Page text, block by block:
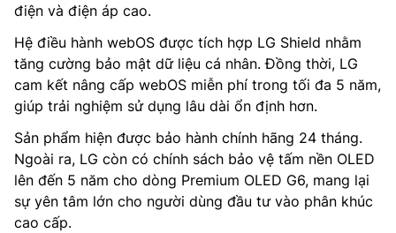
điện và điện áp cao.
Hệ điều hành webOS được tích hợp LG Shield nhằm
tăng cường bảo mật dữ liệu cá nhân. Đồng thời, LG
cam kết nâng cấp webOS miễn phí trong tối đa 5 năm,
giúp trải nghiệm sử dụng lâu dài ổn định hơn.
Sản phẩm hiện được bảo hành chính hãng 24 tháng.
Ngoài ra, LG còn có chính sách bảo vệ tấm nền OLED
lên đến 5 năm cho dòng Premium OLED G6, mang lại
sự yên tâm lớn cho người dùng đầu tư vào phân khúc
cao cấp.